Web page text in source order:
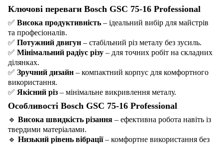
Ключові переваги Bosch GSC 75-16 Professional
✅ Висока продуктивність – ідеальний вибір для майстрів
та професіоналів.
✅ Потужний двигун – стабільний різ металу без зусиль.
✅ Мінімальний радіус різу – для точних робіт на складних
ділянках.
✅ Зручний дизайн – компактний корпус для комфортного
використання.
✅ Якісний різ – мінімальне викривлення металу.
Особливості Bosch GSC 75-16 Professional
🔹 Висока швидкість різання – ефективна робота навіть із
твердими матеріалами.
🔹 Низький рівень вібрації– комфортне використання без